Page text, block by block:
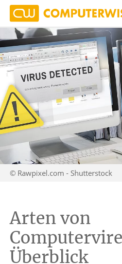
© Rawpixel.com - Shutterstock
Arten von
Überblick